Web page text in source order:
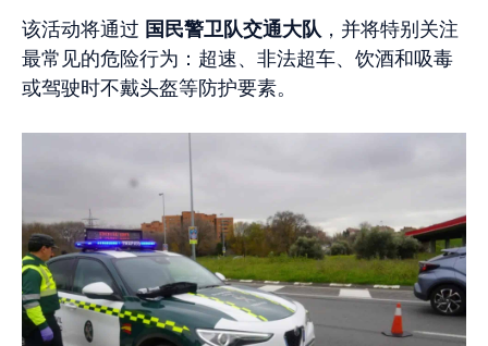
该活动将通过 国民警卫队交通大队 ，并将特别关注
最常见的危险行为：超速、非法超车、饮酒和吸毒
或驾驶时不戴头盔等防护要素。